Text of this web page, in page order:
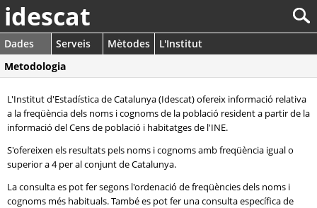
idescat
Dades Serveis Mètodes
L'Institut
Metodologia
L'Institut d'Estadística de Catalunya (Idescat) ofereix informació relativa
a la freqüència dels noms i cognoms de la població resident a partir de la
informació del Cens de població i habitatges de l'INE.
S'ofereixen els resultats pels noms i cognoms amb freqüència igual o
superior a 4 per al conjunt de Catalunya.
La consulta es pot fer segons l'ordenació de freqüències dels noms i
cognoms més habituals. També es pot fer una consulta específica de